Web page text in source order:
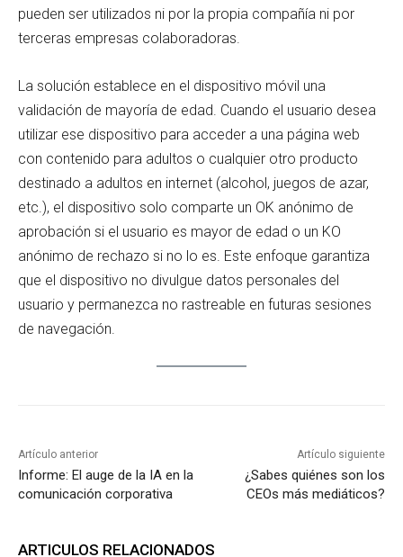
pueden ser utilizados ni por la propia compañía ni por
terceras empresas colaboradoras.
La solución establece en el dispositivo móvil una
validación de mayoría de edad. Cuando el usuario desea
utilizar ese dispositivo para acceder a una página web
con contenido para adultos o cualquier otro producto
destinado a adultos en internet (alcohol, juegos de azar,
etc.), el dispositivo solo comparte un OK anónimo de
aprobación si el usuario es mayor de edad o un KO
anónimo de rechazo si no lo es. Este enfoque garantiza
que el dispositivo no divulgue datos personales del
usuario y permanezca no rastreable en futuras sesiones
de navegación.
Artículo anterior
Informe: El auge de la IA en la
comunicación corporativa
Artículo siguiente
¿Sabes quiénes son los
CEOs más mediáticos?
ARTICULOS RELACIONADOS